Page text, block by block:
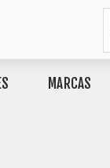
MARCAS